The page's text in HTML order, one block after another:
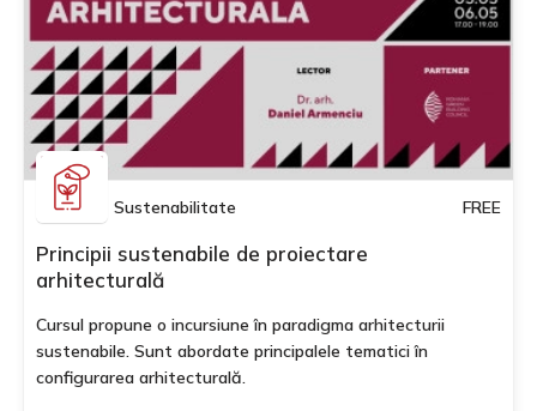
Sustenabilitate FREE
Principii sustenabile de proiectare
arhitecturală
Cursul propune o incursiune în paradigma arhitecturii
sustenabile. Sunt abordate principalele tematici în
configurarea arhitecturală.